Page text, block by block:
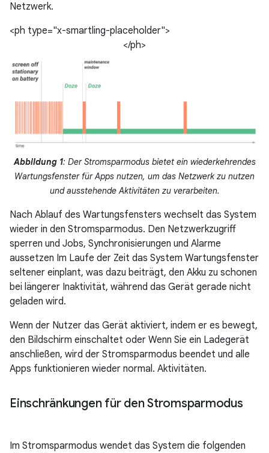
Netzwerk.
<ph type="x-smartling-placeholder">
</ph>
Abbildung 1: Der Stromsparmodus bietet ein wiederkehrendes
Wartungsfenster für Apps nutzen, um das Netzwerk zu nutzen
und ausstehende Aktivitäten zu verarbeiten.
Nach Ablauf des Wartungsfensters wechselt das System
wieder in den Stromsparmodus. Den Netzwerkzugriff
sperren und Jobs, Synchronisierungen und Alarme
aussetzen Im Laufe der Zeit das System Wartungsfenster
seltener einplant, was dazu beiträgt, den Akku zu schonen
bei längerer Inaktivität, während das Gerät gerade nicht
geladen wird.
Wenn der Nutzer das Gerät aktiviert, indem er es bewegt,
den Bildschirm einschaltet oder Wenn Sie ein Ladegerät
anschließen, wird der Stromsparmodus beendet und alle
Apps funktionieren wieder normal. Aktivitäten.
Einschränkungen für den Stromsparmodus
Im Stromsparmodus wendet das System die folgenden